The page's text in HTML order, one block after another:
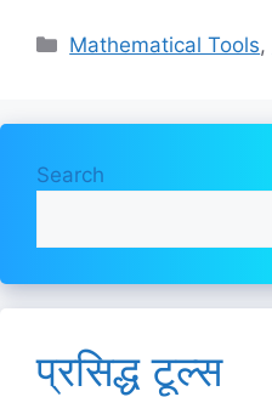
Categories
Mathematical Tools,
Search
प्रसिद्ध टूल्स